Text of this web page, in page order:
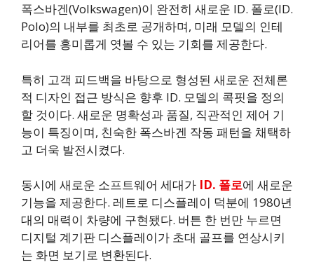
폭스바겐(Volkswagen)이 완전히 새로운 ID. 폴로(ID.
Polo)의 내부를 최초로 공개하며, 미래 모델의 인테
리어를 흥미롭게 엿볼 수 있는 기회를 제공한다.
특히 고객 피드백을 바탕으로 형성된 새로운 전체론
적 디자인 접근 방식은 향후 ID. 모델의 콕핏을 정의
할 것이다. 새로운 명확성과 품질, 직관적인 제어 기
능이 특징이며, 친숙한 폭스바겐 작동 패턴을 채택하
고 더욱 발전시켰다.
동시에 새로운 소프트웨어 세대가 ID. 폴로에 새로운
기능을 제공한다. 레트로 디스플레이 덕분에 1980년
대의 매력이 차량에 구현됐다. 버튼 한 번만 누르면
디지털 계기판 디스플레이가 초대 골프를 연상시키
는 화면 보기로 변환된다.